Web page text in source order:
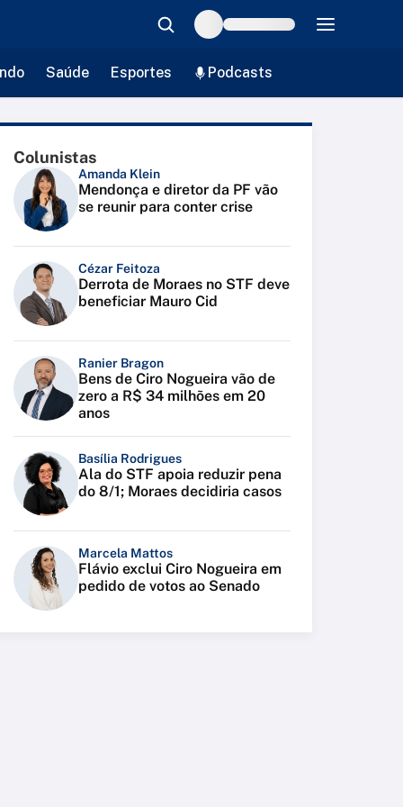
Saúde Esportes Podcasts
Colunistas
Amanda Klein
Mendonça e diretor da PF vão
se reunir para conter crise
Cézar Feitoza
Derrota de Moraes no STF deve
beneficiar Mauro Cid
Ranier Bragon
Bens de Ciro Nogueira vão de
zero a R$ 34 milhões em 20
anos
Basília Rodrigues
Ala do STF apoia reduzir pena
do 8/1; Moraes decidiria casos
Marcela Mattos
Flávio exclui Ciro Nogueira em
pedido de votos ao Senado